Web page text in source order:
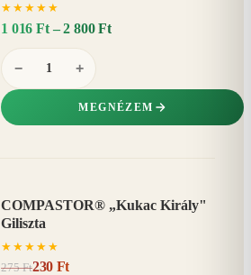
★ ★ ★ ★ ★
1 016 Ft – 2 800 Ft
− +
MEGNÉZEM
COMPASTOR® „Kukac Király"
Giliszta
★ ★ ★ ★ ★
275 Ft230 Ft